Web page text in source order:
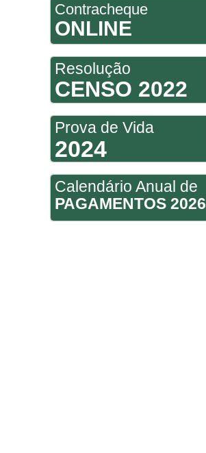
Contracheque
ONLINE
Resolução
CENSO 2022
Prova de Vida
2024
Calendário Anual de
PAGAMENTOS 2026